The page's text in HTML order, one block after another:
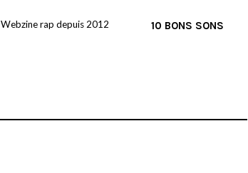
Webzine rap depuis 2012 10 BONS SONS